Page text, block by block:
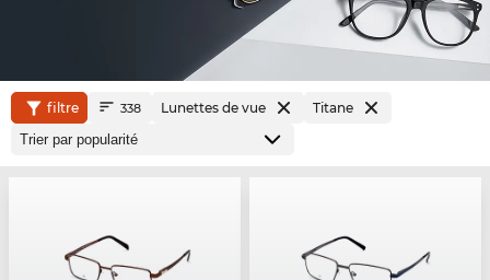
filtre 338 Lunettes de vue Titane